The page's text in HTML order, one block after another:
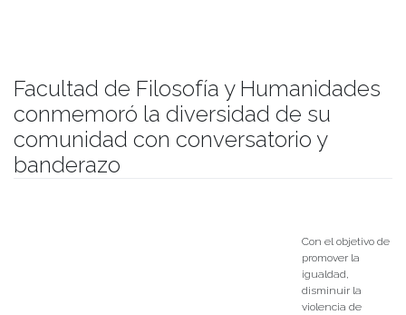
Facultad de Filosofía y Humanidades
conmemoró la diversidad de su
comunidad con conversatorio y
banderazo
Con el objetivo de
promover la
igualdad,
disminuir la
violencia de